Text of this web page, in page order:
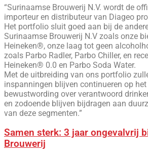
“Surinaamse Brouwerij N.V. wordt de
importeur en distributeur van Diageo
Het portfolio sluit goed aan bij de
Surinaamse Brouwerij N.V zoals onze
Heineken®, onze laag tot geen
zoals Parbo Radler, Parbo Chiller, en
Heineken® 0.0 en Parbo Soda Water.
Met de uitbreiding van ons portfolio
inspanningen blijven continueren op
bewustwording over verantwoord
en zodoende blijven bijdragen aan
van deze segmenten.”
Samen sterk: 3 jaar ongevalvrij
Brouwerij